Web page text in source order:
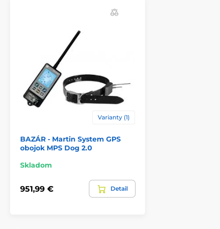
zaznamenávať, kedy má ísť váš psík alebo mačička k
miláčikom a údaje môžete zdieľať na sociálnych
sieťach s priateľmi.
Majte prehľad o zdraví vášho chlpatého priateľa
sledujte jeho pohyb, nech je kdekoľvek!
Varianty (1)
BAZÁR - Martin System GPS
obojok MPS Dog 2.0
Skladom
951,99 € Detail